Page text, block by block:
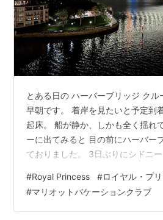
とある日の ハーバーブリッジ ク
早朝です。 着岸を見たいと予定到
起床。 船が静か、しかも全く揺れ
ーに出てみると 目の前にハーバー
ておりました。 3日ぶりにシドニ
のまだ暗い中でのハーバーブリッジ
www.marskoin.com バルコニーの
シドニーの高層ビルもきれい 下船
#Royal Princess #ロイヤル・プ
#マリオットバケーションクラブ